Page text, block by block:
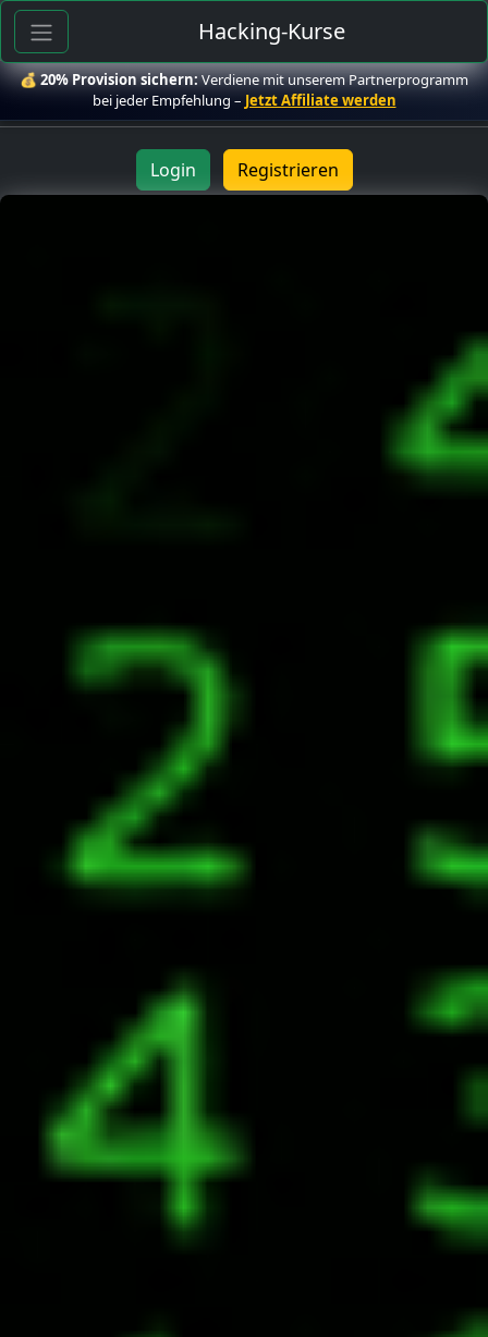
Hacking-Kurse
💰20% Provision sichern:Verdiene mit unserem Partnerprogramm
bei jeder Empfehlung – Jetzt Affiliate werden
Login Registrieren